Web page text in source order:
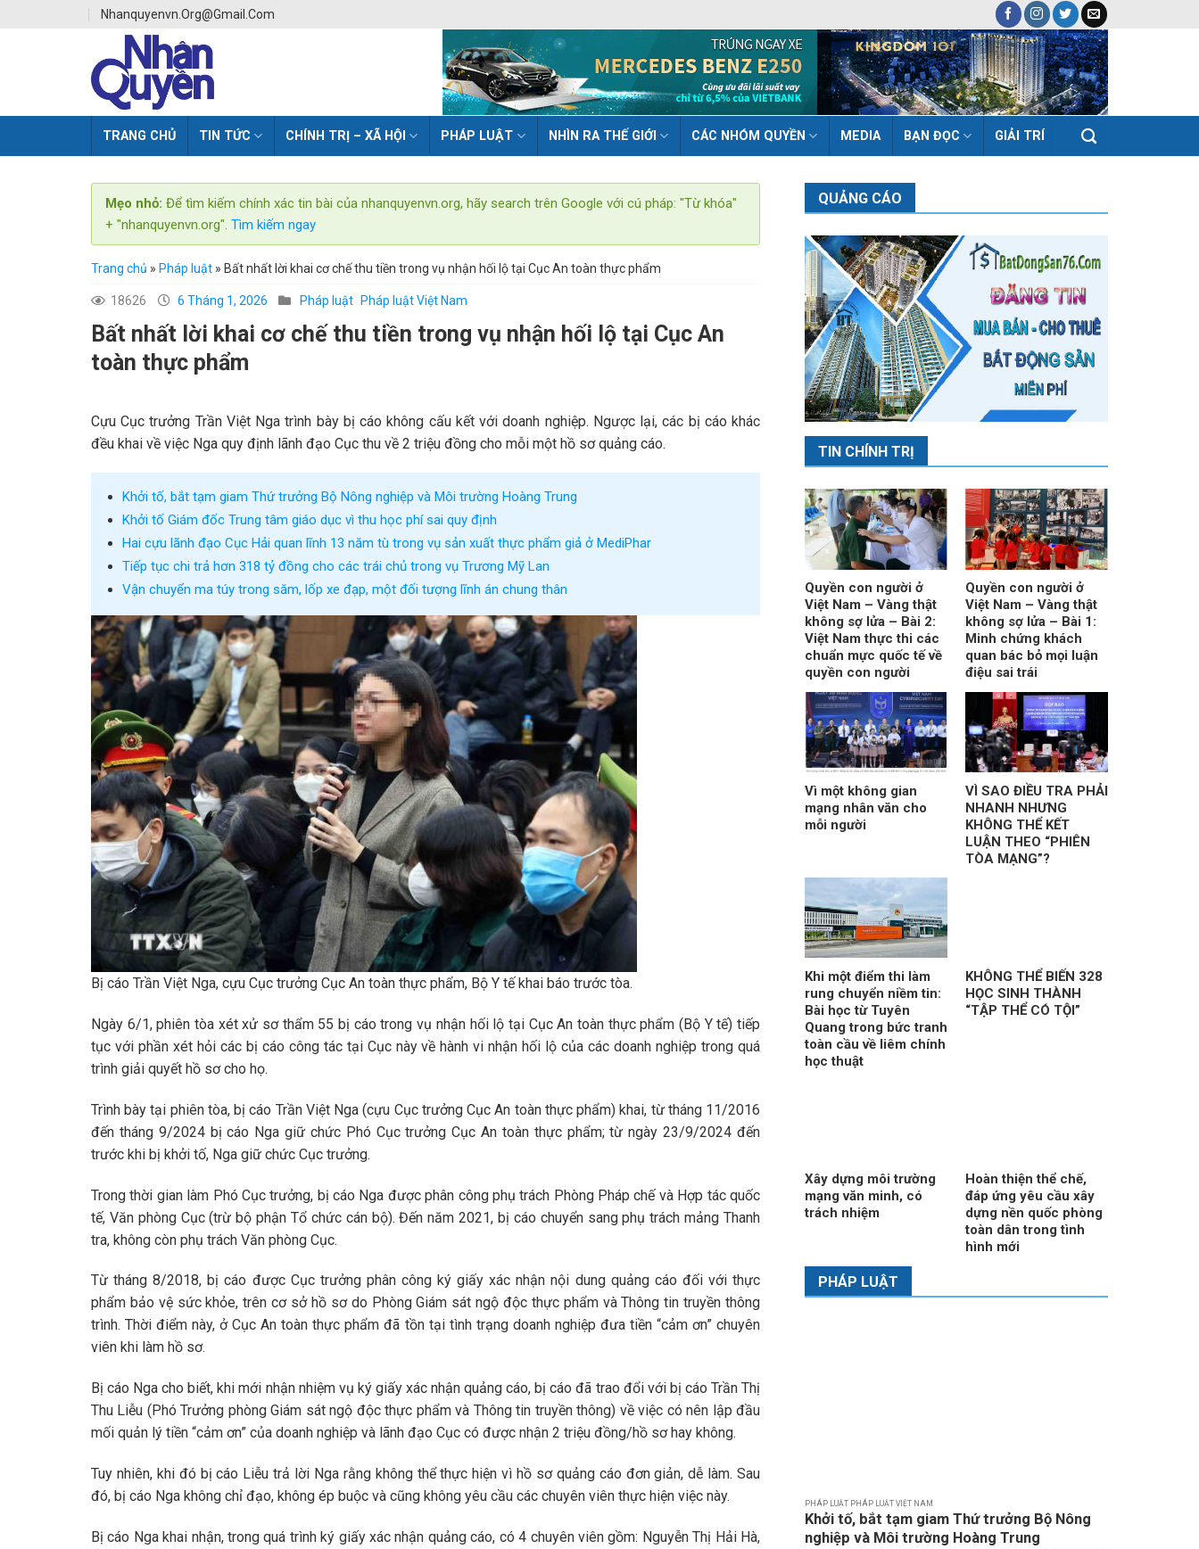
Nhanquyenvn.org@gmail.com
TRANG CHỦ TIN TỨC CHÍNH TRỊ – XÃ HỘI PHÁP LUẬT NHÌN RA THẾ GIỚI CÁC NHÓM QUYỀN MEDIA BẠN ĐỌC GIẢI TRÍ
Mẹo nhỏ: Để tìm kiếm chính xác tin bài của nhanquyenvn.org, hãy search trên Google với cú pháp: "Từ khóa"
+ "nhanquyenvn.org". Tìm kiếm ngay
Trang chủ » Pháp luật » Bất nhất lời khai cơ chế thu tiền trong vụ nhận hối lộ tại Cục An toàn thực phẩm
18626 6 Tháng 1, 2026 Pháp luật Pháp luật Việt Nam
Bất nhất lời khai cơ chế thu tiền trong vụ nhận hối lộ tại Cục An
toàn thực phẩm
Cựu Cục trưởng Trần Việt Nga trình bày bị cáo không cấu kết với doanh nghiệp. Ngược lại, các bị cáo khác
đều khai về việc Nga quy định lãnh đạo Cục thu về 2 triệu đồng cho mỗi một hồ sơ quảng cáo.
Khởi tố, bắt tạm giam Thứ trưởng Bộ Nông nghiệp và Môi trường Hoàng Trung
Khởi tố Giám đốc Trung tâm giáo dục vì thu học phí sai quy định
Hai cựu lãnh đạo Cục Hải quan lĩnh 13 năm tù trong vụ sản xuất thực phẩm giả ở MediPhar
Tiếp tục chi trả hơn 318 tỷ đồng cho các trái chủ trong vụ Trương Mỹ Lan
Vận chuyển ma túy trong săm, lốp xe đạp, một đối tượng lĩnh án chung thân
Bị cáo Trần Việt Nga, cựu Cục trưởng Cục An toàn thực phẩm, Bộ Y tế khai báo trước tòa.
Ngày 6/1, phiên tòa xét xử sơ thẩm 55 bị cáo trong vụ nhận hối lộ tại Cục An toàn thực phẩm (Bộ Y tế) tiếp
tục với phần xét hỏi các bị cáo công tác tại Cục này về hành vi nhận hối lộ của các doanh nghiệp trong quá
trình giải quyết hồ sơ cho họ.
Trình bày tại phiên tòa, bị cáo Trần Việt Nga (cựu Cục trưởng Cục An toàn thực phẩm) khai, từ tháng 11/2016
đến tháng 9/2024 bị cáo Nga giữ chức Phó Cục trưởng Cục An toàn thực phẩm; từ ngày 23/9/2024 đến
trước khi bị khởi tố, Nga giữ chức Cục trưởng.
Trong thời gian làm Phó Cục trưởng, bị cáo Nga được phân công phụ trách Phòng Pháp chế và Hợp tác quốc
tế, Văn phòng Cục (trừ bộ phận Tổ chức cán bộ). Đến năm 2021, bị cáo chuyển sang phụ trách mảng Thanh
tra, không còn phụ trách Văn phòng Cục.
Từ tháng 8/2018, bị cáo được Cục trưởng phân công ký giấy xác nhận nội dung quảng cáo đối với thực
phẩm bảo vệ sức khỏe, trên cơ sở hồ sơ do Phòng Giám sát ngộ độc thực phẩm và Thông tin truyền thông
trình. Thời điểm này, ở Cục An toàn thực phẩm đã tồn tại tình trạng doanh nghiệp đưa tiền “cảm ơn” chuyên
viên khi làm hồ sơ.
Bị cáo Nga cho biết, khi mới nhận nhiệm vụ ký giấy xác nhận quảng cáo, bị cáo đã trao đổi với bị cáo Trần Thị
Thu Liễu (Phó Trưởng phòng Giám sát ngộ độc thực phẩm và Thông tin truyền thông) về việc có nên lập đầu
mối quản lý tiền “cảm ơn” của doanh nghiệp và lãnh đạo Cục có được nhận 2 triệu đồng/hồ sơ hay không.
Tuy nhiên, khi đó bị cáo Liễu trả lời Nga rằng không thể thực hiện vì hồ sơ quảng cáo đơn giản, dễ làm. Sau
đó, bị cáo Nga không chỉ đạo, không ép buộc và cũng không yêu cầu các chuyên viên thực hiện việc này.
Bị cáo Nga khai nhận, trong quá trình ký giấy xác nhận quảng cáo, có 4 chuyên viên gồm: Nguyễn Thị Hải Hà,
QUẢNG CÁO
TIN CHÍNH TRỊ
Quyền con người ở
Việt Nam – Vàng thật
không sợ lửa – Bài 2:
Việt Nam thực thi các
chuẩn mực quốc tế về
quyền con người
Quyền con người ở
Việt Nam – Vàng thật
không sợ lửa – Bài 1:
Minh chứng khách
quan bác bỏ mọi luận
điệu sai trái
Vì một không gian
mạng nhân văn cho
mỗi người
VÌ SAO ĐIỀU TRA PHẢI
NHANH NHƯNG
KHÔNG THỂ KẾT
LUẬN THEO “PHIÊN
TÒA MẠNG”?
Khi một điểm thi làm
rung chuyển niềm tin:
Bài học từ Tuyên
Quang trong bức tranh
toàn cầu về liêm chính
học thuật
KHÔNG THỂ BIẾN 328
HỌC SINH THÀNH
“TẬP THỂ CÓ TỘI”
Xây dựng môi trường
mạng văn minh, có
trách nhiệm
Hoàn thiện thể chế,
đáp ứng yêu cầu xây
dựng nền quốc phòng
toàn dân trong tình
hình mới
PHÁP LUẬT
PHÁP LUẬT PHÁP LUẬT VIỆT NAM
Khởi tố, bắt tạm giam Thứ trưởng Bộ Nông
nghiệp và Môi trường Hoàng Trung